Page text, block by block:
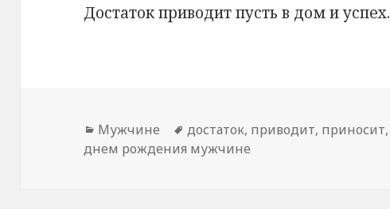
Достаток приводит пусть в дом и успех.
Рубрики
Мужчине Метки
достаток, приводит, приносит,
днем рождения мужчине